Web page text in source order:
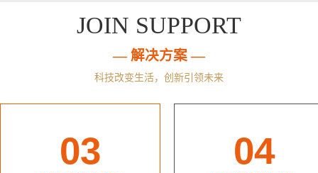
JOIN SUPPORT
— 解决方案 —
科技改变生活，创新引领未来
03 04